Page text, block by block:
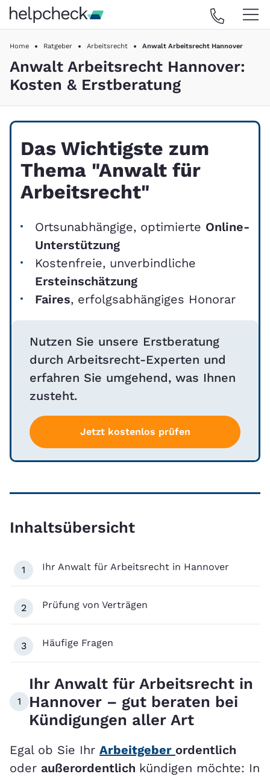
Home Ratgeber Arbeitsrecht Anwalt Arbeitsrecht Hannover
Anwalt Arbeitsrecht Hannover:
Kosten & Erstberatung
Das Wichtigste zum
Thema "Anwalt für
Arbeitsrecht"
Ortsunabhängige, optimierte Online-
Unterstützung
Kostenfreie, unverbindliche
Ersteinschätzung
Faires, erfolgsabhängiges Honorar
Nutzen Sie unsere Erstberatung
durch Arbeitsrecht-Experten und
erfahren Sie umgehend, was Ihnen
zusteht.
Jetzt kostenlos prüfen
Inhaltsübersicht
1 Ihr Anwalt für Arbeitsrecht in Hannover
2 Prüfung von Verträgen
3 Häufige Fragen
1
Ihr Anwalt für Arbeitsrecht in
Hannover – gut beraten bei
Kündigungen aller Art
Egal ob Sie Ihr Arbeitgeber ordentlich
oder außerordentlich kündigen möchte: In